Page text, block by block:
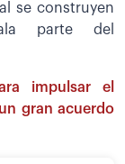
se construyen
parte del
impulsar el
gran acuerdo